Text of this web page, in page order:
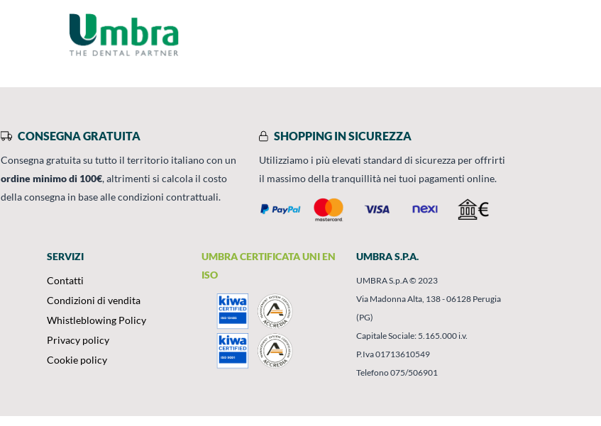
CONSEGNA GRATUITA
Consegna gratuita su tutto il territorio italiano con un
ordine minimo di 100€, altrimenti si calcola il costo
della consegna in base alle condizioni contrattuali.
SHOPPING IN SICUREZZA
Utilizziamo i più elevati standard di sicurezza per offrirti
il massimo della tranquillità nei tuoi pagamenti online.
SERVIZI
Contatti
Condizioni di vendita
Whistleblowing Policy
Privacy policy
Cookie policy
UMBRA CERTIFICATA UNI EN
ISO
UMBRA S.P.A.
UMBRA S.p.A © 2023
Via Madonna Alta, 138 - 06128 Perugia
(PG)
Capitale Sociale: 5.165.000 i.v.
P.Iva 01713610549
Telefono 075/506901